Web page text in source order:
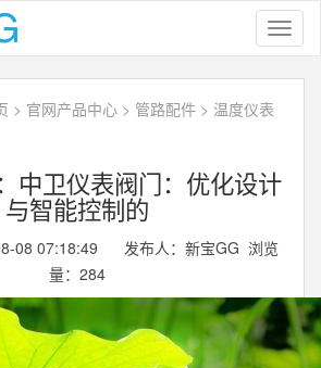
> 官网产品中心 > 管路配件 > 温度仪表
中卫仪表阀门：优化设计
与智能控制的
08 07:18:49 发布人：新宝GG 浏览
量： 284